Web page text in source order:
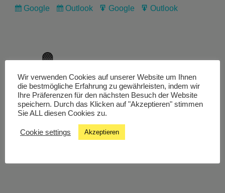
Subscribe
Google
Subscribe
Outlook
Export
Google
Export
Outlook
Livestream
Studiochat
Wir verwenden Cookies auf unserer Website um Ihnen
die bestmögliche Erfahrung zu gewährleisten, indem wir
Ihre Präferenzen für den nächsten Besuch der Website
speichern. Durch das Klicken auf "Akzeptieren" stimmen
Sie ALL diesen Cookies zu.
Cookie settings Akzeptieren